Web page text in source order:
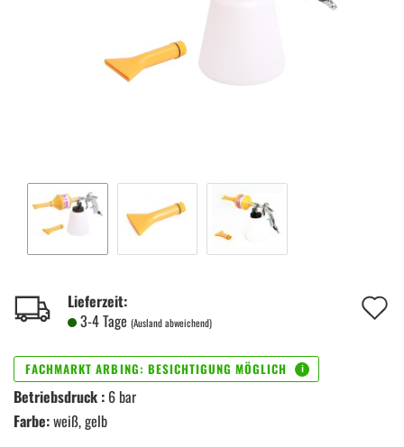
Lieferzeit:
3-4 Tage (Ausland abweichend)
Betriebsdruck : 6 bar
Farbe:weiß, gelb